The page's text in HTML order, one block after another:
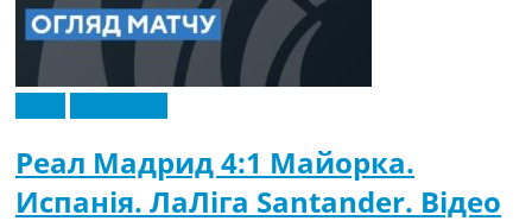
Реал Мадрид 4:1 Майорка.
Испанія. ЛаЛіга Santander. Відео